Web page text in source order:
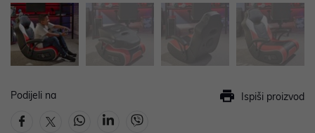
Podijeli na Ispiši proizvod